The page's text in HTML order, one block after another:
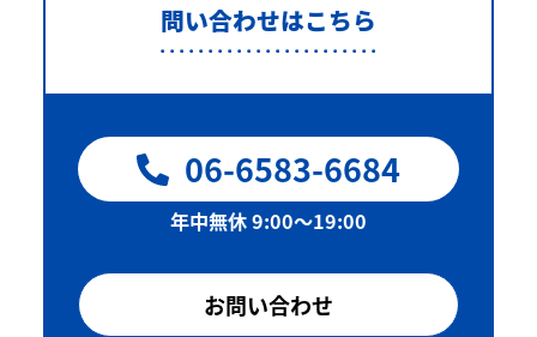
問い合わせはこちら
06-6583-6684
年中無休 9:00〜19:00
お問い合わせ